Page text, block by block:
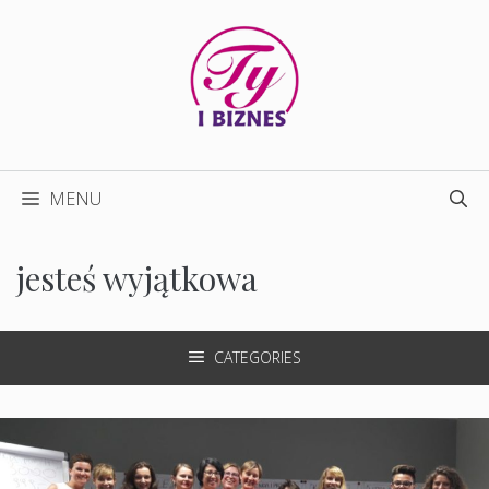
MENU
jesteś wyjątkowa
CATEGORIES